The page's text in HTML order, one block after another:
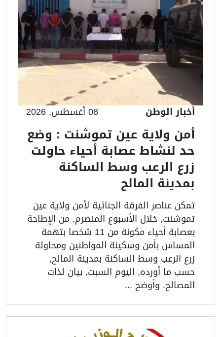
أخبار الوطن 08 أغسطس, 2026
أمن ولاية عين تموشنت : وضع
حد لنشاط عصابة أحياء حاولت
زرع الرعب وسط الساكنة
بمدينة المالح
تمكن عناصر الفرقة الجنائية لأمن ولاية عين
تموشنت, خلال الأسبوع المنصرم, من الإطاحة
بعصابة أحياء مكونة من 11 شخصا بتهمة
المساس بأمن وسكينة المواطنين ومحاولة
زرع الرعب وسط الساكنة بمدينة المالح,
حسب ما أورده, اليوم السبت, بيان لذات
المصالح. وأوضح ...